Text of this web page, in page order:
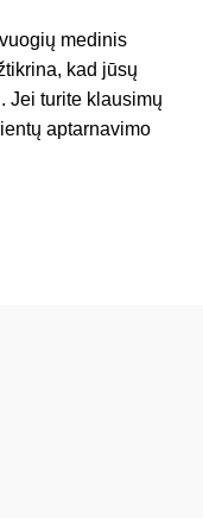
kad jūsų
Jei turite klausimų
aptarnavimo